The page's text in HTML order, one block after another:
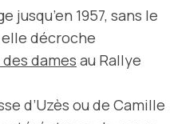
jusqu’en 1957, sans le
décroche
dames au Rallye
d’Uzès ou de Camille